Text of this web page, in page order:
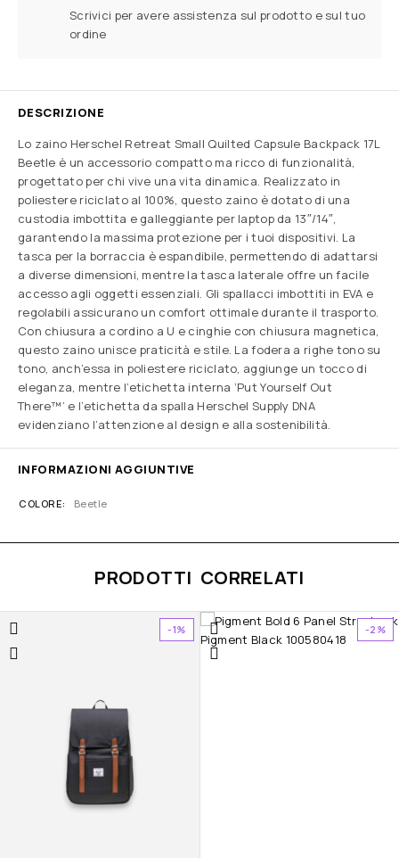
Scrivici per avere assistenza sul prodotto e sul tuo
ordine
DESCRIZIONE
Lo zaino Herschel Retreat Small Quilted Capsule Backpack 17L
Beetle è un accessorio compatto ma ricco di funzionalità,
progettato per chi vive una vita dinamica. Realizzato in
poliestere riciclato al 100%, questo zaino è dotato di una
custodia imbottita e galleggiante per laptop da 13″/14″,
garantendo la massima protezione per i tuoi dispositivi. La
tasca per la borraccia è espandibile, permettendo di adattarsi
a diverse dimensioni, mentre la tasca laterale offre un facile
accesso agli oggetti essenziali. Gli spallacci imbottiti in EVA e
regolabili assicurano un comfort ottimale durante il trasporto.
Con chiusura a cordino a U e cinghie con chiusura magnetica,
questo zaino unisce praticità e stile. La fodera a righe tono su
tono, anch’essa in poliestere riciclato, aggiunge un tocco di
eleganza, mentre l’etichetta interna ‘Put Yourself Out
There™’ e l’etichetta da spalla Herschel Supply DNA
evidenziano l’attenzione al design e alla sostenibilità.
INFORMAZIONI AGGIUNTIVE
COLORE Beetle
PRODOTTI CORRELATI
-1% -2%